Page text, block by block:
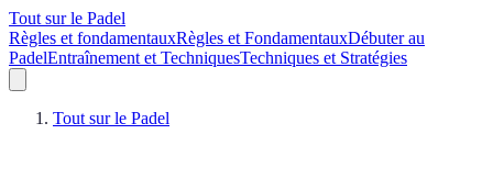
Tout sur le Padel
Règles et fondamentauxRègles et FondamentauxDébuter au
PadelEntraînement et TechniquesTechniques et Stratégies
Tout sur le Padel